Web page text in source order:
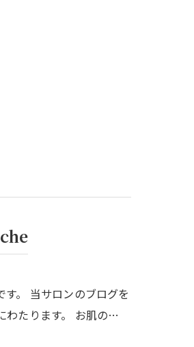
。 当サロンのブログを
わたります。 お肌の…